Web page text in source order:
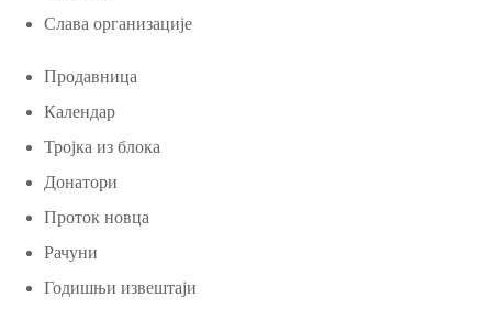
Слава организације
Продавница
Календар
Тројка из блока
Донатори
Проток новца
Рачуни
Годишњи извештаји